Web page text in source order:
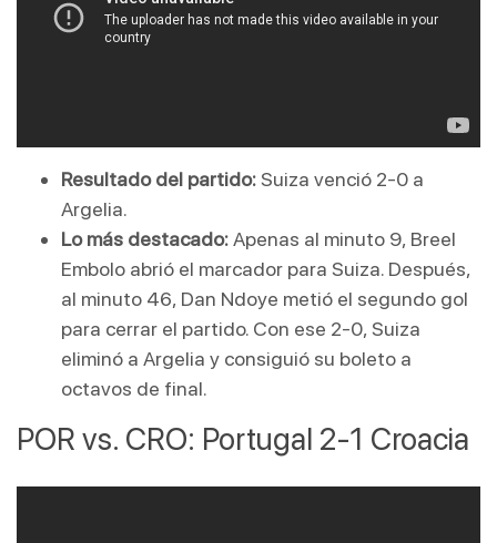
Resultado del partido: Suiza venció 2-0 a
Argelia.
Lo más destacado: Apenas al minuto 9, Breel
Embolo abrió el marcador para Suiza. Después,
al minuto 46, Dan Ndoye metió el segundo gol
para cerrar el partido. Con ese 2-0, Suiza
eliminó a Argelia y consiguió su boleto a
octavos de final.
POR vs. CRO: Portugal 2-1 Croacia